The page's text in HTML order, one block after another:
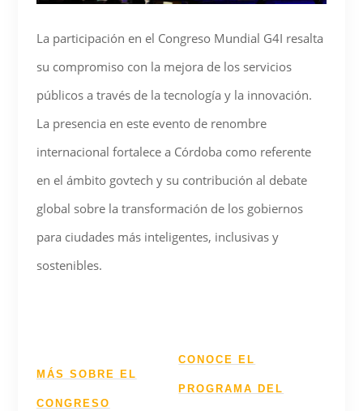
La participación en el Congreso Mundial G4I resalta
su compromiso con la mejora de los servicios
públicos a través de la tecnología y la innovación.
La presencia en este evento de renombre
internacional fortalece a Córdoba como referente
en el ámbito govtech y su contribución al debate
global sobre la transformación de los gobiernos
para ciudades más inteligentes, inclusivas y
sostenibles.
MÁS SOBRE EL
CONGRESO
CONOCE EL
PROGRAMA DEL